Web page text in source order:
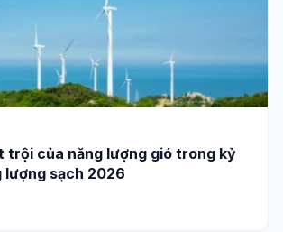
trội của năng lượng gió trong kỷ
lượng sạch 2026